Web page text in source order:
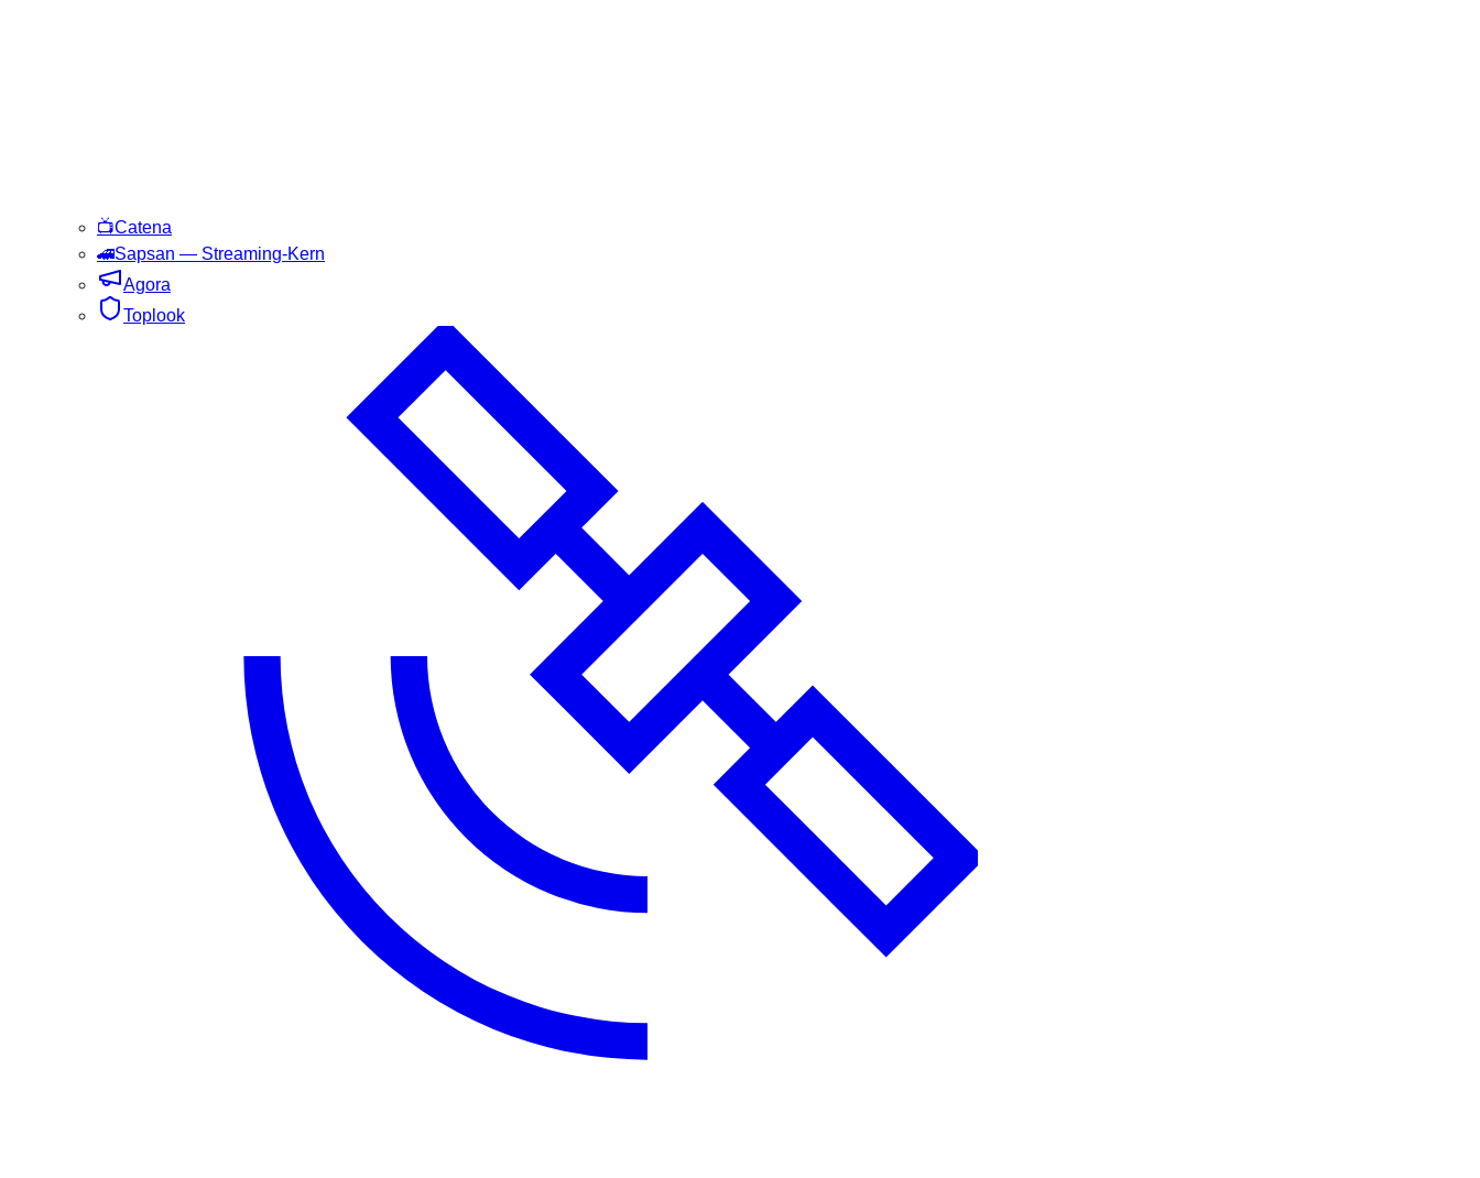
📺Catena
🚄Sapsan — Streaming-Kern
Agora
Toplook